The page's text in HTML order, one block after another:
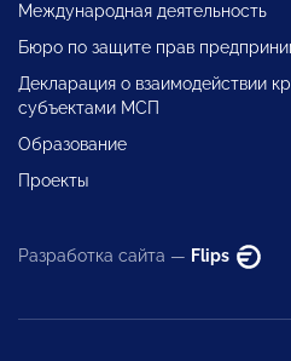
Международная деятельность
Бюро по защите прав
Декларация о взаимодействии
субъектами МСП
Образование
Проекты
Разработка сайта — Flips